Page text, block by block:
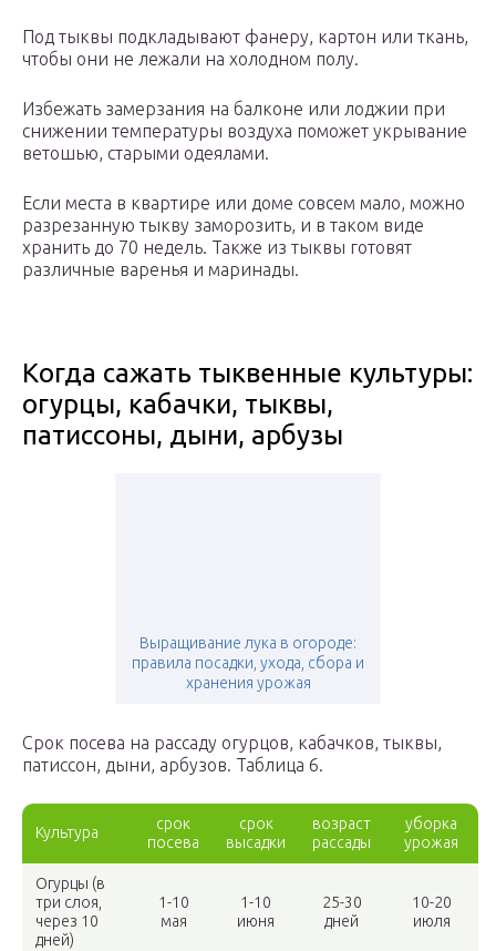
Под тыквы подкладывают фанеру, картон или ткань,
чтобы они не лежали на холодном полу.
Избежать замерзания на балконе или лоджии при
снижении температуры воздуха поможет укрывание
ветошью, старыми одеялами.
Если места в квартире или доме совсем мало, можно
разрезанную тыкву заморозить, и в таком виде
хранить до 70 недель. Также из тыквы готовят
различные варенья и маринады.
Когда сажать тыквенные культуры:
огурцы, кабачки, тыквы,
патиссоны, дыни, арбузы
Выращивание лука в огороде:
правила посадки, ухода, сбора и
хранения урожая
Срок посева на рассаду огурцов, кабачков, тыквы,
патиссон, дыни, арбузов. Таблица 6.
Культура
срок
посева
срок
высадки
возраст
рассады
уборка
урожая
Огурцы (в
три слоя,
через 10
дней)
1-10
мая
1-10
июня
25-30
дней
10-20
июля